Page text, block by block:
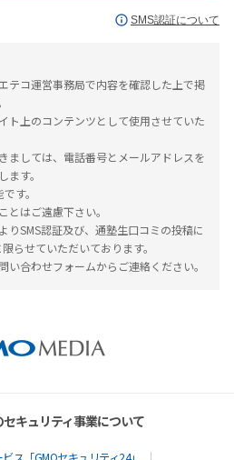
SMS認証について
テコ運営事務局で内容を確認した上で掲
ト上のコンテンツとして使用させていた
ましては、電話番号とメールアドレスを
す。
す。
とはご遠慮下さい。
りSMS認証及び、通塾生口コミの投稿に
らせていただいております。
い合わせフォームからご連絡ください。
キュリティ事業について